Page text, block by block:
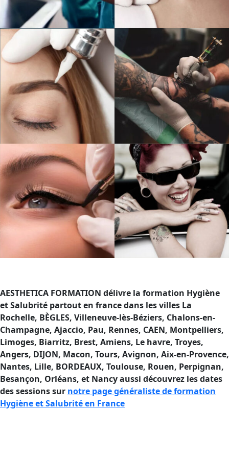
AESTHETICA FORMATION délivre la formation Hygiène
et Salubrité partout en france dans les villes La
Rochelle, BÈGLES, Villeneuve-lès-Béziers, Chalons-en-
Champagne, Ajaccio, Pau, Rennes, CAEN, Montpelliers,
Limoges, Biarritz, Brest, Amiens, Le havre, Troyes,
Angers, DIJON, Macon, Tours, Avignon, Aix-en-Provence,
Nantes, Lille, BORDEAUX, Toulouse, Rouen, Perpignan,
Besançon, Orléans, et Nancy aussi découvrez les dates
des sessions sur notre page généraliste de formation
Hygiène et Salubrité en France